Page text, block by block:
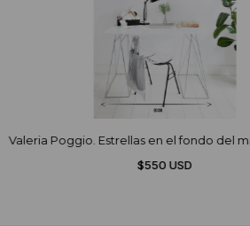
Valeria Poggio. Estrellas en el fondo del
$550 USD